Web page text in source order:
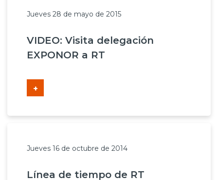
Jueves 28 de mayo de 2015
VIDEO: Visita delegación
EXPONOR a RT
+
Jueves 16 de octubre de 2014
Línea de tiempo de RT